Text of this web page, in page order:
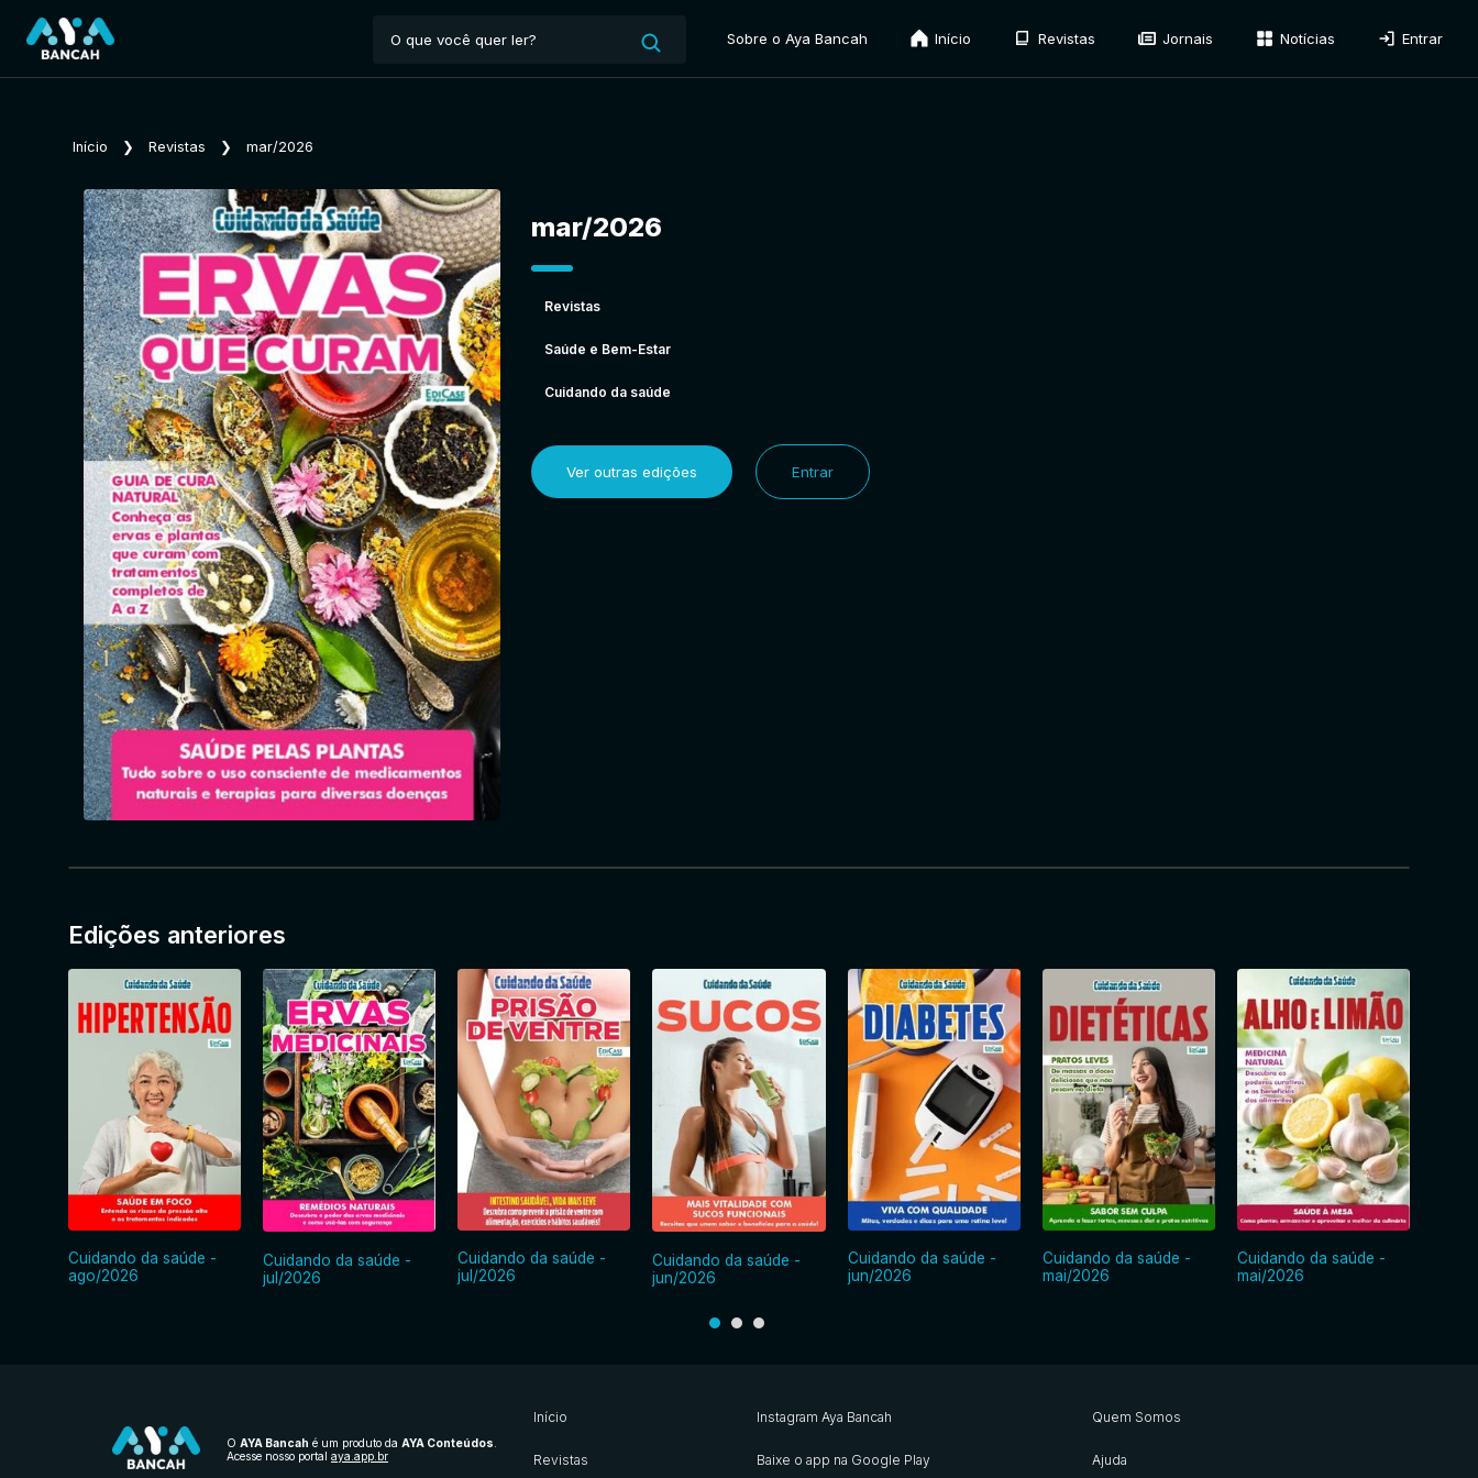
Sobre o Aya Bancah Início Revistas Jornais Notícias Entrar
Início ❯ Revistas ❯ mar/2026
mar/2026
Revistas
Saúde e Bem-Estar
Cuidando da saúde
Ver outras edições Entrar
Edições anteriores
Cuidando da saúde -
ago/2026
Cuidando da saúde -
jul/2026
Cuidando da saúde -
jul/2026
Cuidando da saúde -
jun/2026
Cuidando da saúde -
jun/2026
Cuidando da saúde -
mai/2026
Cuidando da saúde -
mai/2026
O AYA Bancah é um produto da AYA Conteúdos.
Acesse nosso portal aya.app.br
Início
Revistas
Instagram Aya Bancah
Baixe o app na Google Play
Quem Somos
Ajuda